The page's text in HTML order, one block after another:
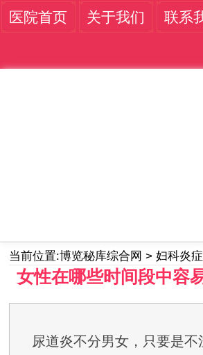
医院首页 关于我们 联系
当前位置:博览秘库综合网 > 妇科炎症
女性在哪些时间段中容
尿道炎不分男女，只要是不